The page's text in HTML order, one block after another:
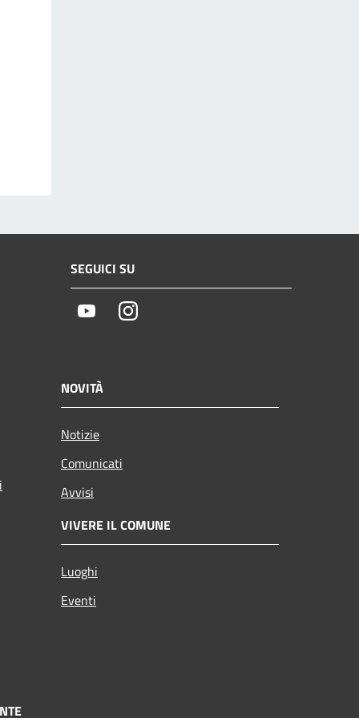
SEGUICI SU
YoutubeInstagram
NOVITÀ
Notizie
Comunicati
Avvisi
VIVERE IL COMUNE
Luoghi
Eventi